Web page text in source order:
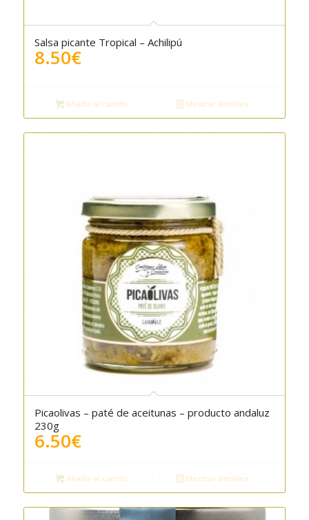
Salsa picante Tropical – Achilipú
8.50€
Añadir al carrito Mostrar detalles
5.00
Picaolivas – paté de aceitunas – producto andaluz
230g
6.50€
Añadir al carrito Mostrar detalles